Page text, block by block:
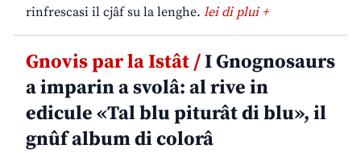
rinfrescasi il cjâf su la lenghe. lei di plui +
Gnovis par la Istât /I Gnognosaurs
a imparin a svolâ: al rive in
edicule «Tal blu piturât di blu», il
gnûf album di colorâ